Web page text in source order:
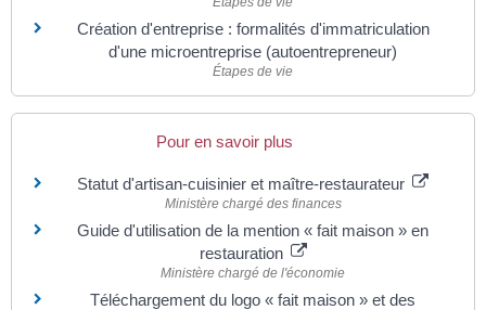
Création d'entreprise : formalités d'immatriculation
d'une microentreprise (autoentrepreneur)
Étapes de vie
Pour en savoir plus
Statut d'artisan-cuisinier et maître-restaurateur
Ministère chargé des finances
Guide d'utilisation de la mention « fait maison » en
restauration
Ministère chargé de l'économie
Téléchargement du logo « fait maison » et des